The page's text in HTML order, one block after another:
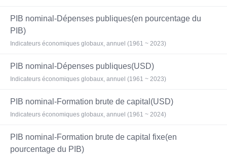
PIB nominal-Dépenses publiques(en pourcentage du
PIB)
Indicateurs économiques globaux, annuel (1961 ~ 2023)
PIB nominal-Dépenses publiques(USD)
Indicateurs économiques globaux, annuel (1961 ~ 2023)
PIB nominal-Formation brute de capital(USD)
Indicateurs économiques globaux, annuel (1961 ~ 2024)
PIB nominal-Formation brute de capital fixe(en
pourcentage du PIB)